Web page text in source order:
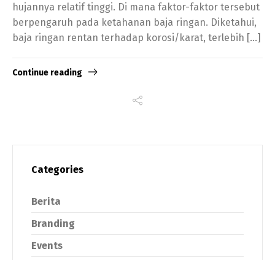
hujannya relatif tinggi. Di mana faktor-faktor tersebut
berpengaruh pada ketahanan baja ringan. Diketahui,
baja ringan rentan terhadap korosi/karat, terlebih […]
Continue reading
Categories
Berita
Branding
Events